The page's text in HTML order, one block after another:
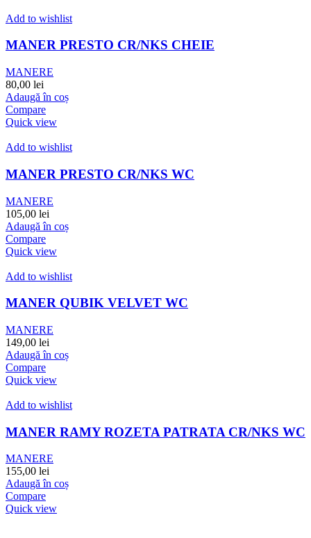
Add to wishlist
MANER PRESTO CR/NKS CHEIE
MANERE
80,00 lei
Adaugă în coș
Compare
Quick view
Add to wishlist
MANER PRESTO CR/NKS WC
MANERE
105,00 lei
Adaugă în coș
Compare
Quick view
Add to wishlist
MANER QUBIK VELVET WC
MANERE
149,00 lei
Adaugă în coș
Compare
Quick view
Add to wishlist
MANER RAMY ROZETA PATRATA CR/NKS WC
MANERE
155,00 lei
Adaugă în coș
Compare
Quick view